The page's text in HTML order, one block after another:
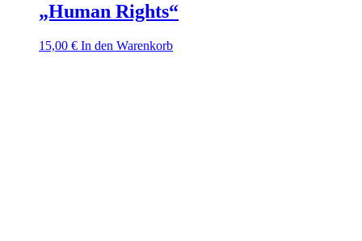
„Human Rights“
15,00 € In den Warenkorb